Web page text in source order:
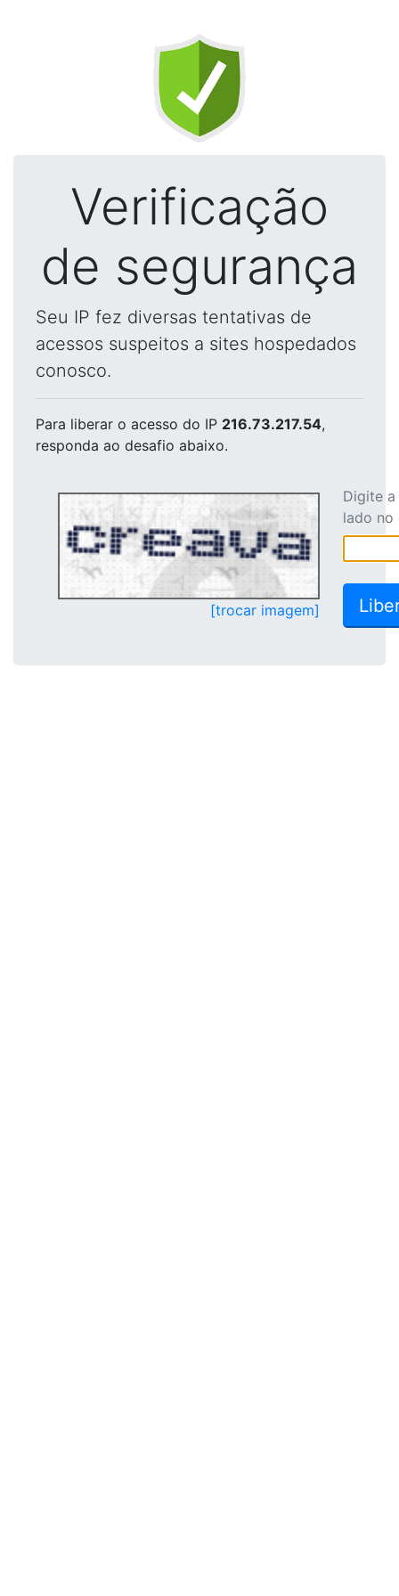
Verificação
de segurança
Seu IP fez diversas tentativas de
acessos suspeitos a sites hospedados
conosco.
Para liberar o acesso do IP 216.73.217.54,
responda ao desafio abaixo.
[trocar imagem]
Digite
lado no